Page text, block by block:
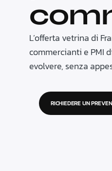
L’offerta vetrina di
commercianti e PMI
evolvere, senza
RICHIEDERE UN